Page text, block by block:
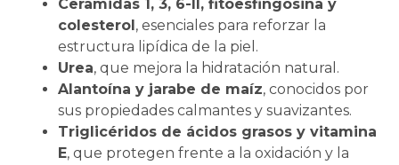
Ceramidas 1, 3, 6-II, fitoesfingosina y
colesterol , esenciales para reforzar la
estructura lipídica de la piel.
Urea, que mejora la hidratación natural.
Alantoína y jarabe de maíz, conocidos por
sus propiedades calmantes y suavizantes.
Triglicéridos de ácidos grasos y vitamina
E, que protegen frente a la oxidación y la